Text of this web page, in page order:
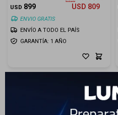
USD 899 USD 809
ENVIO GRATIS
GARANTÍA: 1 AÑO
ENVÍO A TODO EL PAÍS
Hogar